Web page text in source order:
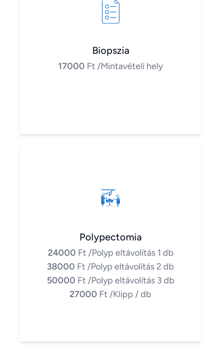
Biopszia
17000 Ft /Mintavételi hely
Polypectomia
24000 Ft /Polyp eltávolítás 1 db
38000 Ft /Polyp eltávolítás 2 db
50000 Ft /Polyp eltávolítás 3 db
27000 Ft /Klipp / db